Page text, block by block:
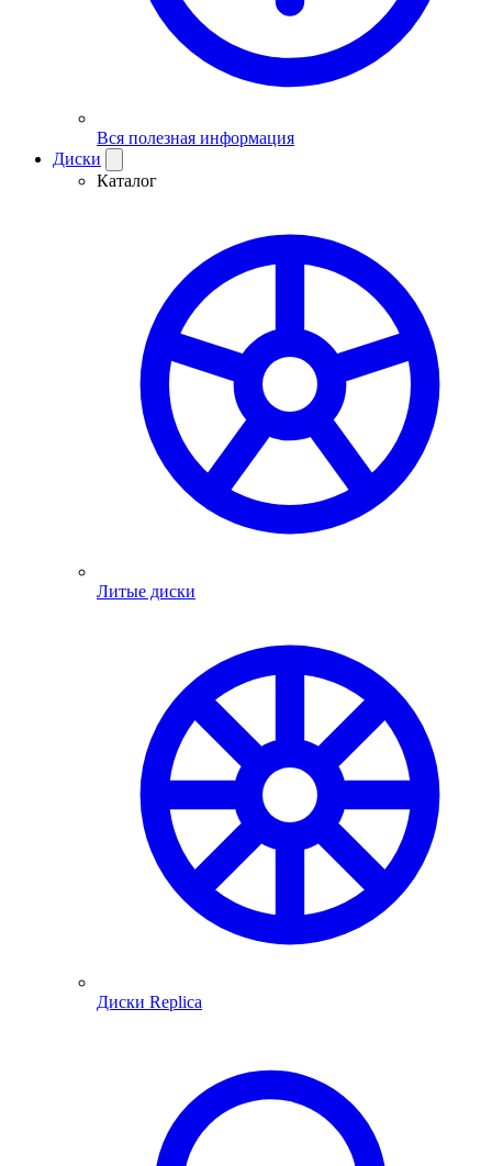
Вся полезная информация
Диски
Каталог
Литые диски
Диски Replica